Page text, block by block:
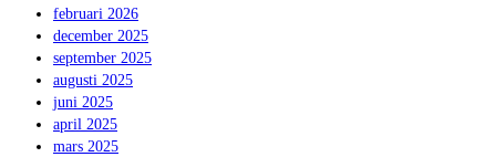
februari 2026
december 2025
september 2025
augusti 2025
juni 2025
april 2025
mars 2025